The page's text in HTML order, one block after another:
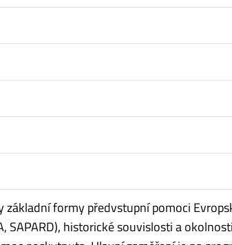
základní formy předvstupní pomoci
SAPARD), historické souvislosti a